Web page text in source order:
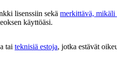
lisenssiin sekä merkittävä, mikäli
käyttöäsi.
tai teknisiä estoja, jotka estävät